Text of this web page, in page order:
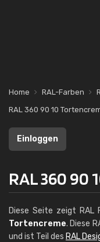
Home RAL-Farben
RAL 360 90 10
Einloggen
RAL 360 90
Diese Seite zeigt RAL
Tortencreme. Diese
und ist Teil des RAL